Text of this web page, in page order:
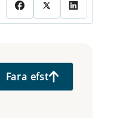
Fara efst